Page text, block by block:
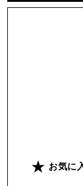
んと用意され
※両隣が住居
※事前の承諾
お気に